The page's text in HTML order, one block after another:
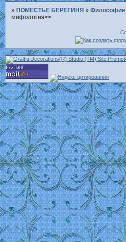
»ПОМЕСТЬЕ БЕРЕГИНЯ »Философия
мифология>>